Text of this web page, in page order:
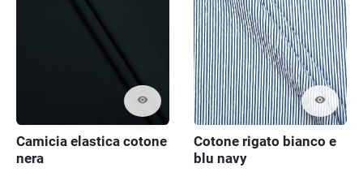
visibility
Camicia elastica cotone
nera
visibility
Cotone rigato bianco e
blu navy